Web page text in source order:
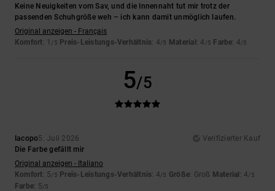
Keine Neuigkeiten vom Sav, und die Innennaht tut mir trotz der
passenden Schuhgröße weh – ich kann damit unmöglich laufen.
Original anzeigen - Français
Komfort: 1 /5 Preis-Leistungs-Verhältnis: 4/5 Material: 4 /5 Farbe: 4/5
5/5
Iacopo5. Juli 2026
Verifizierter Kauf
Die Farbe gefällt mir
Original anzeigen - Italiano
Komfort: 5/5 Preis-Leistungs-Verhältnis: 4/5 Größe: Groß Material : 4/5
Farbe: 5/5